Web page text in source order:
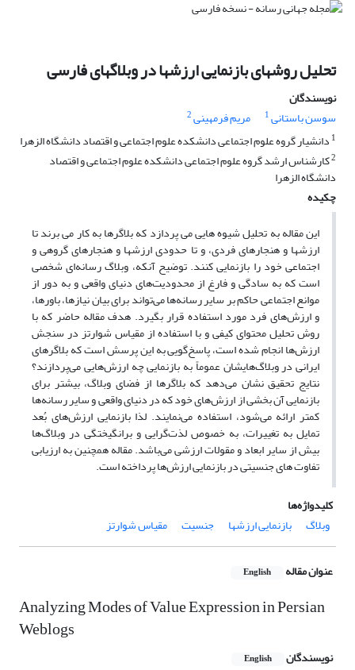
تحلیل روشهای بازنمایی ارزشها در وبلاگهای فارسی
نویسندگان
سوسن باستانی1 مریم فرمهینی2
1 دانشیار گروه علوم اجتماعی دانشکده علوم اجتماعی و اقتصاد دانشگاه الزهرا
2کارشناس ارشد گروه علوم اجتماعی دانشکده علوم اجتماعی و اقتصاد
دانشگاه الزهرا
چکیده
این مقاله به تحلیل شیوه هایی می پردازد که بلاگرها به کار می برند تا
ارزشها و هنجارهای فردی، و تا حدودی ارزشها و هنجارهای گروهی و
اجتماعی خود را بازنمایی کنند. توضیح آنکه، وبلاگ رسانه‌ای شخصی
است که به سادگی و فارغ از محدودیت‌های دنیای واقعی و به دور از
موانع اجتماعی حاکم بر سایر رسانه‌ها می‌تواند برای بیان نیازها، باورها،
و ارزش‌های فرد مورد استفاده قرار بگیرد. هدف مقاله حاضر که با
روش تحلیل محتوای کیفی و با استفاده از مقیاس شوارتز در سنجش
ارزش‌ها انجام شده است، پاسخ‌گویی به این پرسش است که بلاگرهای
ایرانی در وبلاگ‌هایشان عموماً به بازنمایی چه ارزش‌هایی می‌پردازند؟
نتایج تحقیق نشان می‌دهد که بلاگرها از فضای وبلاگ، بیشتر برای
بازنمایی آن بخشی از ارزش‌های خود که در دنیای واقعی و سایر رسانه‌ها
کمتر ارائه می‌شود، استفاده می‌نمایند. لذا بازنمایی ارزش‌های بُعد
تمایل به تغییرات، به خصوص لذت‌گرایی و برانگیختگی در وبلاگ‌ها
بیش از سایر ابعاد و مقولات ارزشی می‌باشد. مقاله همچنین به ارزیابی
تفاوت های جنسیتی در بازنمایی ارزش‌ها پرداخته است.
کلیدواژه‌ها
وبلاگ
بازنمایی ارزشها جنسیت مقیاس شوارتز
عنوان مقاله English
Analyzing Modes of Value Expression in Persian
Weblogs
نویسندگان English